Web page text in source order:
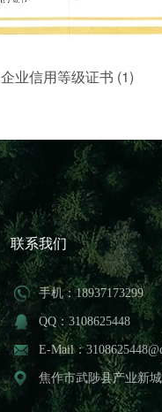
企业信用等级证书 (1)
联系我们
手机：18937173299
QQ：3108625448
E-Mail：
焦作市武陟县产业新